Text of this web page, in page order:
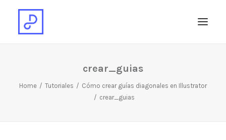
crear_guias
Home Tutoriales
Cómo crear guías diagonales en Illustrator
crear_guias